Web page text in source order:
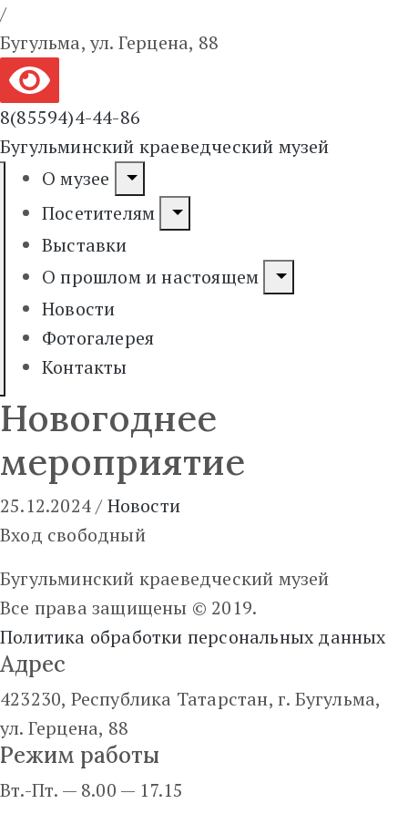
/
Бугульма, ул. Герцена, 88
8(85594)4-44-86
Бугульминский краеведческий музей
О музее
Посетителям
Выставки
О прошлом и настоящем
Новости
Фотогалерея
Контакты
Новогоднее
мероприятие
25.12.2024/Новости
Вход свободный
Бугульминский краеведческий музей
Все права защищены © 2019.
Политика обработки персональных данных
Адрес
423230, Республика Татарстан, г. Бугульма,
ул. Герцена, 88
Режим работы
Вт.-Пт. — 8.00 — 17.15